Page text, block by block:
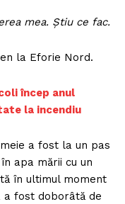
mea. Ştiu ce fac.
la Eforie Nord.
încep anul
la incendiu
a fost la un pas
apa mării cu un
în ultimul moment
a fost doborâtă de